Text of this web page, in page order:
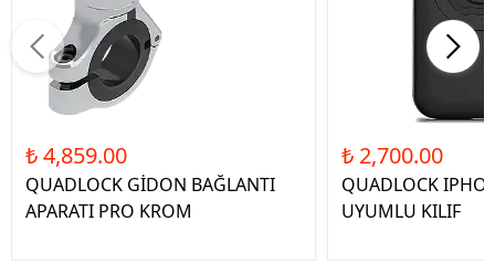
₺ 4,859.00
QUADLOCK GİDON BAĞLANTI
APARATI PRO KROM
₺ 2,700.00
QUADLOCK
UYUMLU KILIF